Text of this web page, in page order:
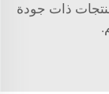
ذات جودة